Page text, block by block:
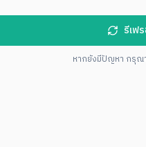
รีเฟ
หากยังมีปัญหา กรุณ